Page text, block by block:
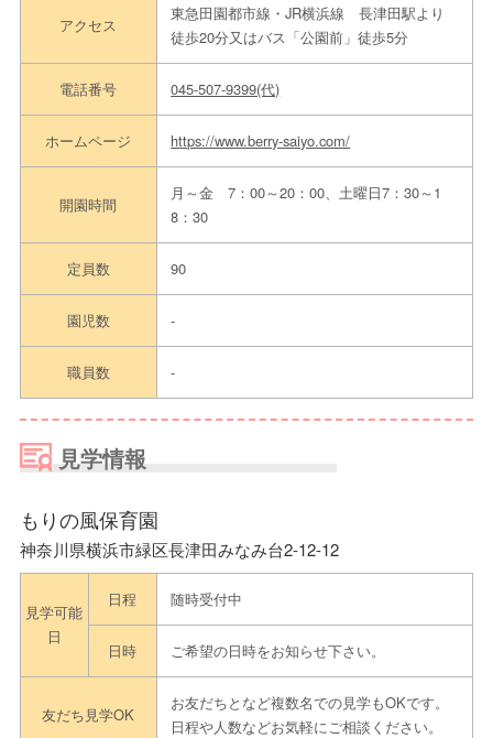
アクセス
東急田園都市線・JR横浜線 長津田駅より
徒歩20分又はバス「公園前」徒歩5分
電話番号 045-507-9399(代)
ホームページ https://www.berry-saiyo.com/
開園時間
月～金 7：00～20：00、土曜日7：30～1
8：30
定員数 90
園児数 -
職員数 -
見学情報
もりの風保育園
神奈川県横浜市緑区長津田みなみ台2-12-12
見学可能
日
日程 随時受付中
日時 ご希望の日時をお知らせ下さい。
友だち見学OK
お友だちとなど複数名での見学もOKです。
日程や人数などお気軽にご相談ください。